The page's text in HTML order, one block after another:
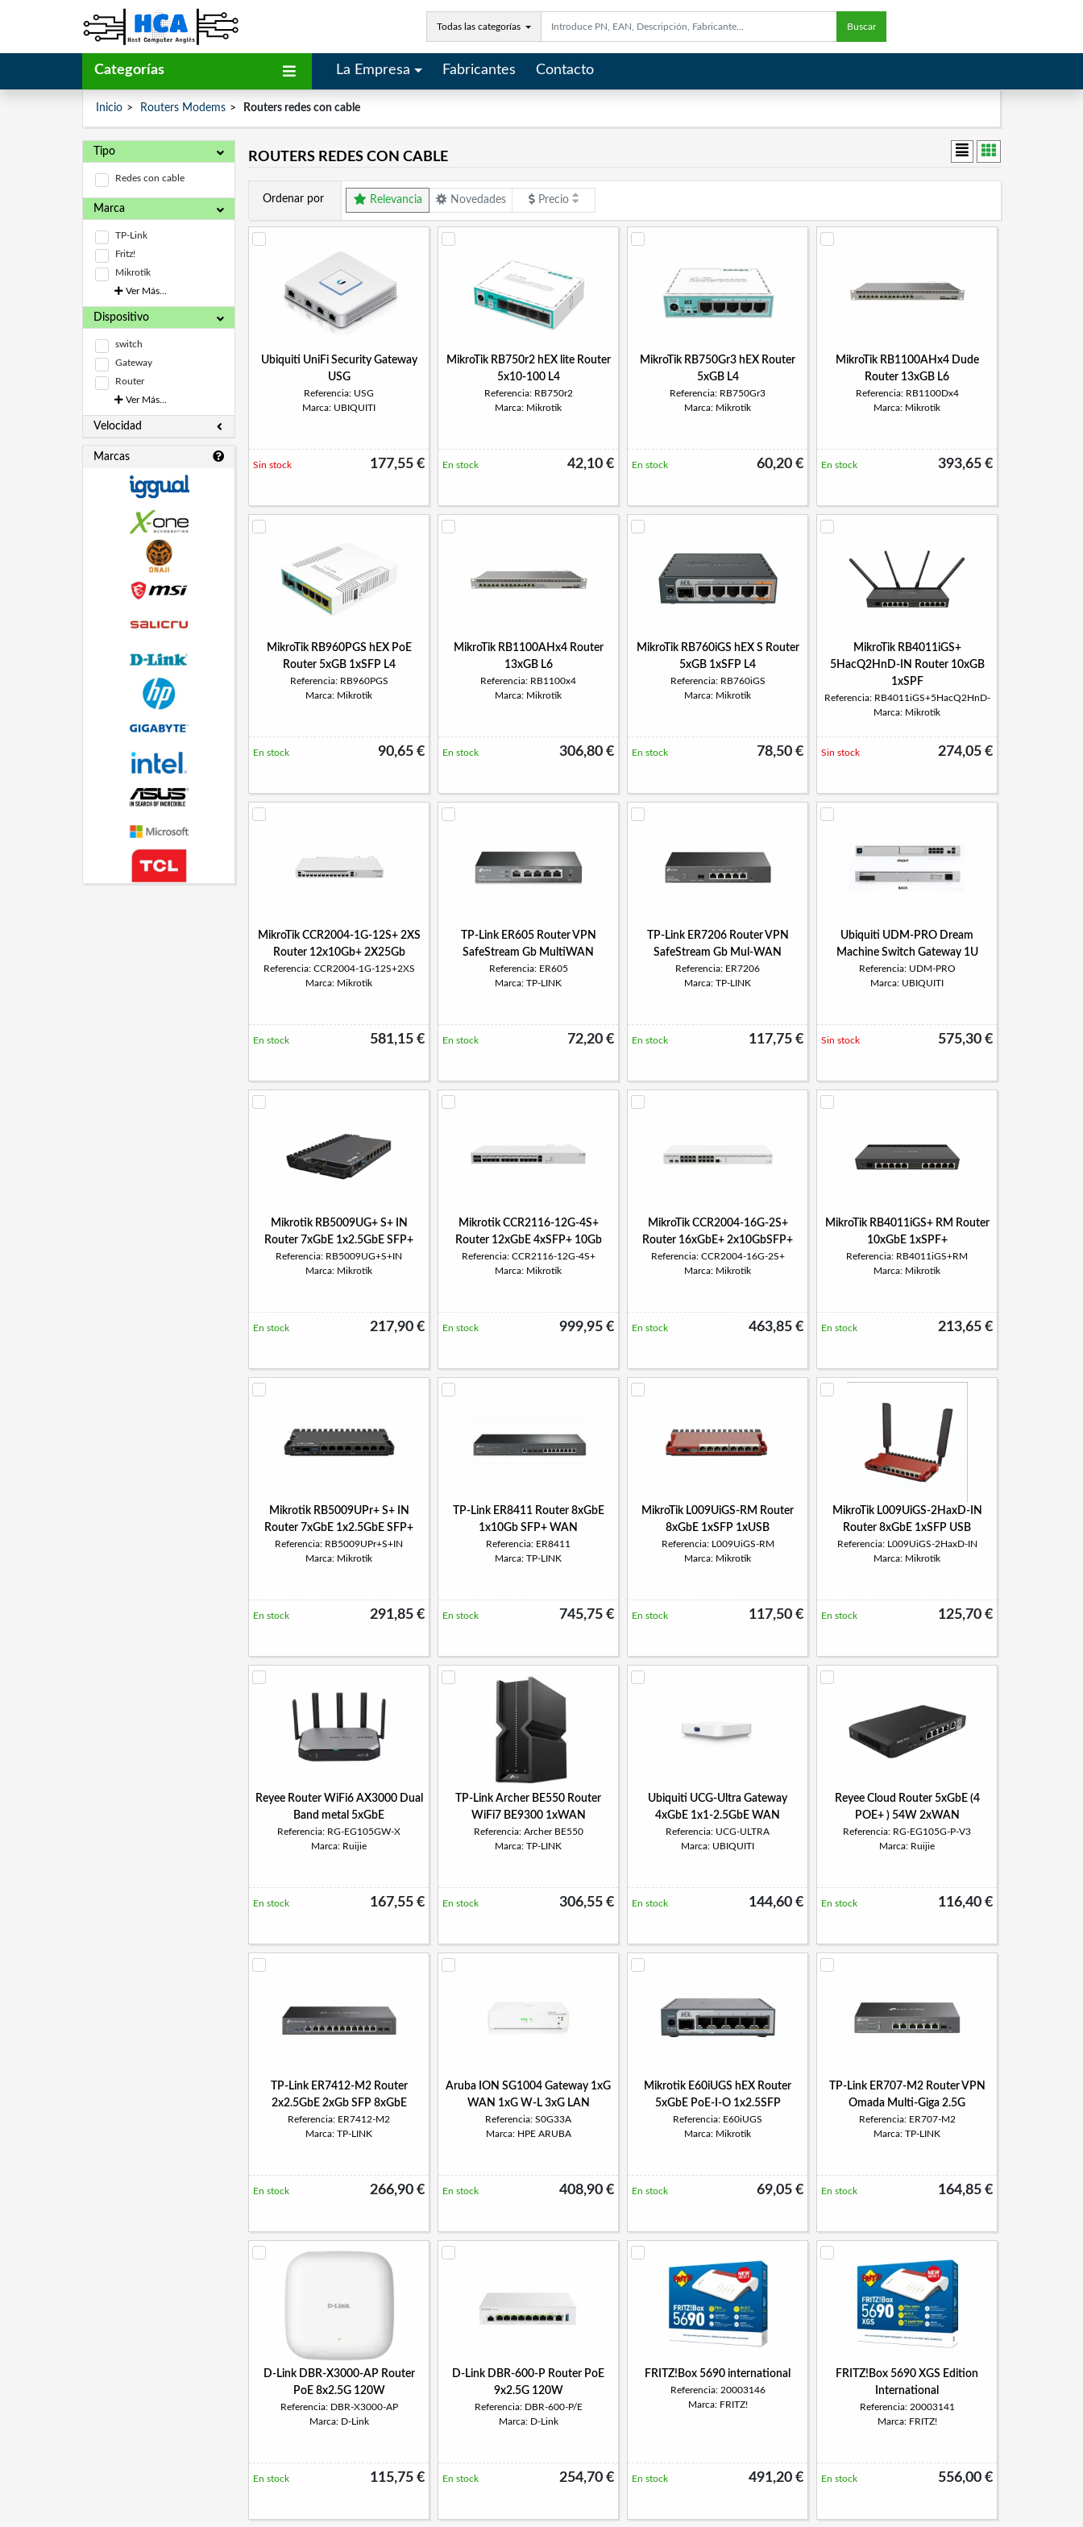
Todas las categorías Buscar
Categorías La Empresa Fabricantes Contacto
Inicio Routers Modems Routers redes con cable
Tipo
Redes con cable
Marca
TP-Link
Fritz!
Mikrotik
Ver Más...
Dispositivo
switch
Gateway
Router
Ver Más...
Velocidad
Marcas
ROUTERS REDES CON CABLE
Ordenar por Relevancia Novedades Precio
Ubiquiti UniFi Security Gateway
USG
Referencia: USG
Marca: UBIQUITI
177,55 €
Sin stock
MikroTik RB750r2 hEX lite Router
5x10-100 L4
Referencia: RB750r2
Marca: Mikrotik
42,10 €
En stock
MikroTik RB750Gr3 hEX Router
5xGB L4
Referencia: RB750Gr3
Marca: Mikrotik
60,20 €
En stock
MikroTik RB1100AHx4 Dude
Router 13xGB L6
Referencia: RB1100Dx4
Marca: Mikrotik
393,65 €
En stock
MikroTik RB960PGS hEX PoE
Router 5xGB 1xSFP L4
Referencia: RB960PGS
Marca: Mikrotik
90,65 €
En stock
MikroTik RB1100AHx4 Router
13xGB L6
Referencia: RB1100x4
Marca: Mikrotik
306,80 €
En stock
MikroTik RB760iGS hEX S Router
5xGB 1xSFP L4
Referencia: RB760iGS
Marca: Mikrotik
78,50 €
En stock
MikroTik RB4011iGS+
5HacQ2HnD-IN Router 10xGB
1xSPF
Referencia: RB4011iGS+5HacQ2HnD-
Marca: Mikrotik
274,05 €
Sin stock
MikroTik CCR2004-1G-12S+ 2XS
Router 12x10Gb+ 2X25Gb
Referencia: CCR2004-1G-12S+2XS
Marca: Mikrotik
581,15 €
En stock
TP-Link ER605 Router VPN
SafeStream Gb MultiWAN
Referencia: ER605
Marca: TP-LINK
72,20 €
En stock
TP-Link ER7206 Router VPN
SafeStream Gb Mul-WAN
Referencia: ER7206
Marca: TP-LINK
117,75 €
En stock
Ubiquiti UDM-PRO Dream
Machine Switch Gateway 1U
Referencia: UDM-PRO
Marca: UBIQUITI
575,30 €
Sin stock
Mikrotik RB5009UG+ S+ IN
Router 7xGbE 1x2.5GbE SFP+
Referencia: RB5009UG+S+IN
Marca: Mikrotik
217,90 €
En stock
Mikrotik CCR2116-12G-4S+
Router 12xGbE 4xSFP+ 10Gb
Referencia: CCR2116-12G-4S+
Marca: Mikrotik
999,95 €
En stock
MikroTik CCR2004-16G-2S+
Router 16xGbE+ 2x10GbSFP+
Referencia: CCR2004-16G-2S+
Marca: Mikrotik
463,85 €
En stock
MikroTik RB4011iGS+ RM Router
10xGbE 1xSPF+
Referencia: RB4011iGS+RM
Marca: Mikrotik
213,65 €
En stock
Mikrotik RB5009UPr+ S+ IN
Router 7xGbE 1x2.5GbE SFP+
Referencia: RB5009UPr+S+IN
Marca: Mikrotik
291,85 €
En stock
TP-Link ER8411 Router 8xGbE
1x10Gb SFP+ WAN
Referencia: ER8411
Marca: TP-LINK
745,75 €
En stock
MikroTik L009UiGS-RM Router
8xGbE 1xSFP 1xUSB
Referencia: L009UiGS-RM
Marca: Mikrotik
117,50 €
En stock
MikroTik L009UiGS-2HaxD-IN
Router 8xGbE 1xSFP USB
Referencia: L009UiGS-2HaxD-IN
Marca: Mikrotik
125,70 €
En stock
Reyee Router WiFi6 AX3000 Dual
Band metal 5xGbE
Referencia: RG-EG105GW-X
Marca: Ruijie
167,55 €
En stock
TP-Link Archer BE550 Router
WiFi7 BE9300 1xWAN
Referencia: Archer BE550
Marca: TP-LINK
306,55 €
En stock
Ubiquiti UCG-Ultra Gateway
4xGbE 1x1-2.5GbE WAN
Referencia: UCG-ULTRA
Marca: UBIQUITI
144,60 €
En stock
Reyee Cloud Router 5xGbE (4
POE+ ) 54W 2xWAN
Referencia: RG-EG105G-P-V3
Marca: Ruijie
116,40 €
En stock
TP-Link ER7412-M2 Router
2x2.5GbE 2xGb SFP 8xGbE
Referencia: ER7412-M2
Marca: TP-LINK
266,90 €
En stock
Aruba ION SG1004 Gateway 1xG
WAN 1xG W-L 3xG LAN
Referencia: S0G33A
Marca: HPE ARUBA
408,90 €
En stock
Mikrotik E60iUGS hEX Router
5xGbE PoE-I-O 1x2.5SFP
Referencia: E60iUGS
Marca: Mikrotik
69,05 €
En stock
TP-Link ER707-M2 Router VPN
Omada Multi-Giga 2.5G
Referencia: ER707-M2
Marca: TP-LINK
164,85 €
En stock
D-Link DBR-X3000-AP Router
PoE 8x2.5G 120W
Referencia: DBR-X3000-AP
Marca: D-Link
115,75 €
En stock
D-Link DBR-600-P Router PoE
9x2.5G 120W
Referencia: DBR-600-P/E
Marca: D-Link
254,70 €
En stock
FRITZ!Box 5690 international
Referencia: 20003146
Marca: FRITZ!
491,20 €
En stock
FRITZ!Box 5690 XGS Edition
International
Referencia: 20003141
Marca: FRITZ!
556,00 €
En stock